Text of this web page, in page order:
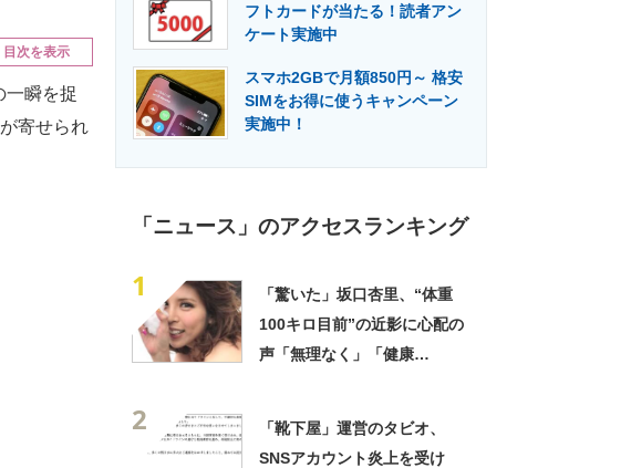
目次を表示
瞬を捉
寄せられ
フトカードが当たる！読者アン
ケート実施中
スマホ2GBで月額850円～ 格安
SIMをお得に使うキャンペーン
実施中！
「ニュース」のアクセスランキング
1
「驚いた」坂口杏里、“体重
100キロ目前”の近影に心配の
声「無理なく」「健康
2
「靴下屋」運営のタビオ、
SNSアカウント炎上を受け